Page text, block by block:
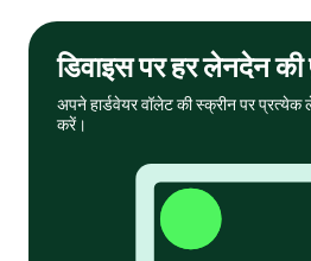
डिवाइस पर हर लेनदेन की
अपने हार्डवेयर वॉलेट की स्क्रीन पर
करें।